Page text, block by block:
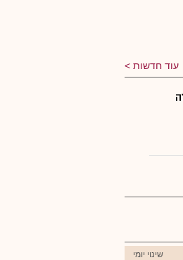
עוד חדשות
שינוי יומי